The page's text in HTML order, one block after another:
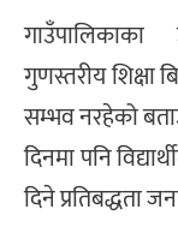
गुणस्तरीय शिक्षा
सम्भव नरहेको
दिनमा पनि
दिने प्रतिबद्धता